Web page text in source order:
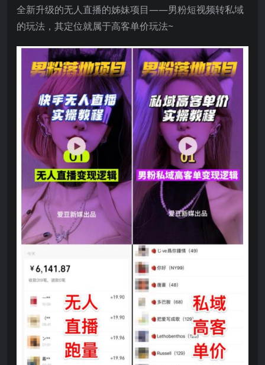
全新升级的无人直播的姊妹项目——男粉短视频转私域
的玩法，其定位就属于高客单价玩法~